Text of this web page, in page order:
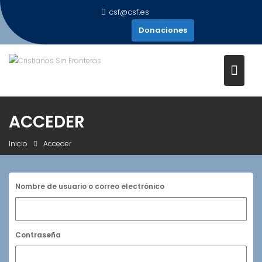
Saltar
al
contenido
csf@csf.es
Donaciones
ACCEDER
Inicio Acceder
Nombre de usuario o correo electrónico
Contraseña